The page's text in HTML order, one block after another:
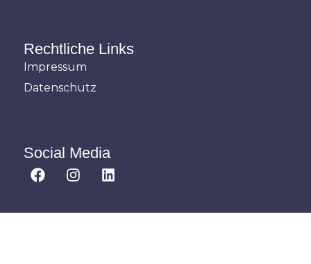
Rechtliche Links
Impressum
Datenschutz
Social Media